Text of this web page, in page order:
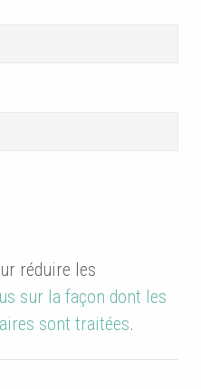
réduire les
sur la façon dont les
sont traitées.